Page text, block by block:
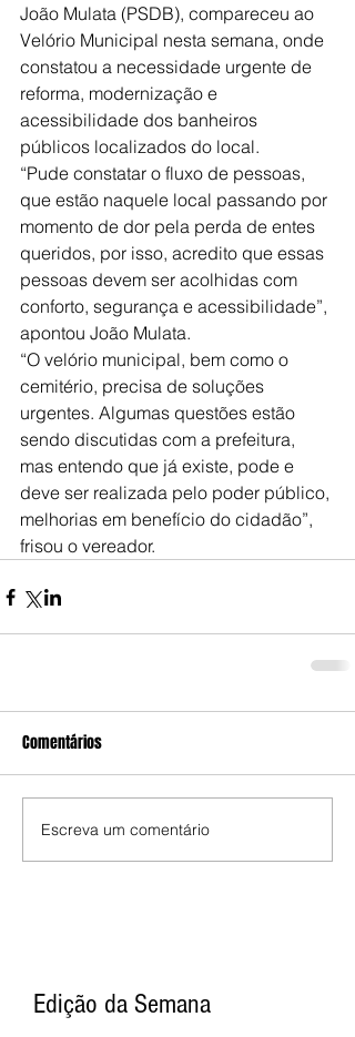
João Mulata (PSDB), compareceu ao
Velório Municipal nesta semana, onde
constatou a necessidade urgente de
reforma, modernização e
acessibilidade dos banheiros
públicos localizados do local.
“Pude constatar o fluxo de pessoas,
que estão naquele local passando por
momento de dor pela perda de entes
queridos, por isso, acredito que essas
pessoas devem ser acolhidas com
conforto, segurança e acessibilidade”,
apontou João Mulata.
“O velório municipal, bem como o
cemitério, precisa de soluções
urgentes. Algumas questões estão
sendo discutidas com a prefeitura,
mas entendo que já existe, pode e
deve ser realizada pelo poder público,
melhorias em benefício do cidadão”,
frisou o vereador.
Comentários
Escreva um comentário
Edição da Semana